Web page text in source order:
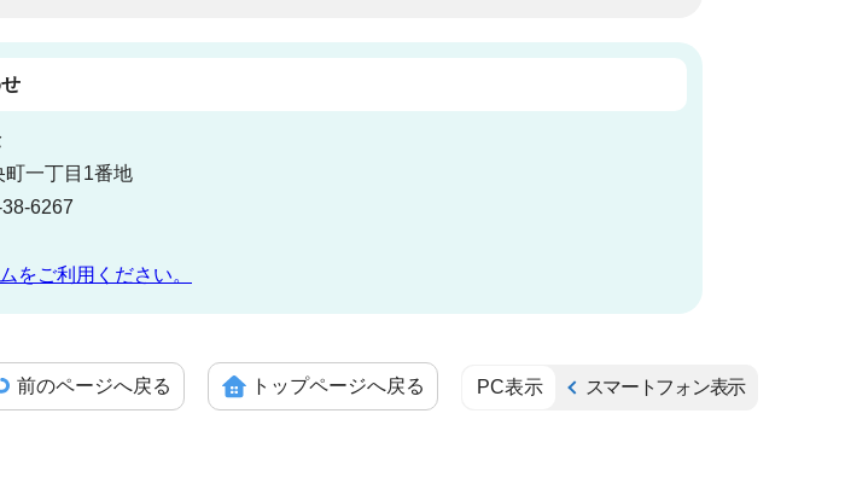
一丁目1番地
6267
をご利用ください。
前のページへ戻る トップページへ戻る PC表示 スマートフォン表示